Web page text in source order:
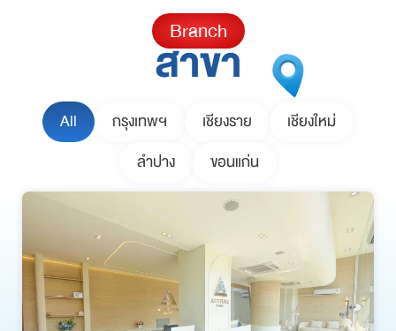
Branch
สาขา
All กรุงเทพฯ เชียงราย
เชียงใหม่
ลำปาง
ขอนแก่น